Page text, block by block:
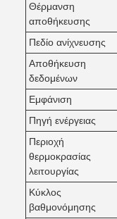
Θέρμανση
αποθήκευσης
Πεδίο ανίχνευσης
Αποθήκευση
δεδομένων
Εμφάνιση
Πηγή ενέργειας
Περιοχή
θερμοκρασίας
λειτουργίας
Κύκλος
βαθμονόμησης